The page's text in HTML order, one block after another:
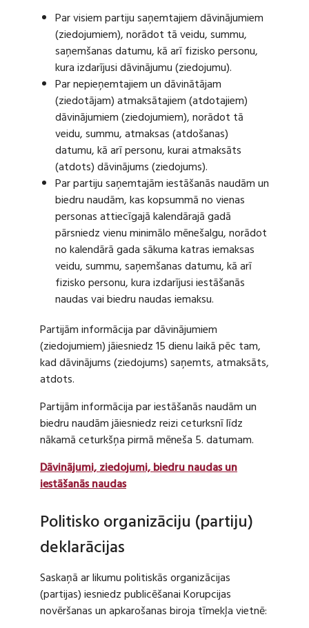
Par visiem partiju saņemtajiem dāvinājumiem
(ziedojumiem), norādot tā veidu, summu,
saņemšanas datumu, kā arī fizisko personu,
kura izdarījusi dāvinājumu (ziedojumu).
Par nepieņemtajiem un dāvinātājam
(ziedotājam) atmaksātajiem (atdotajiem)
dāvinājumiem (ziedojumiem), norādot tā
veidu, summu, atmaksas (atdošanas)
datumu, kā arī personu, kurai atmaksāts
(atdots) dāvinājums (ziedojums).
Par partiju saņemtajām iestāšanās naudām un
biedru naudām, kas kopsummā no vienas
personas attiecīgajā kalendārajā gadā
pārsniedz vienu minimālo mēnešalgu, norādot
no kalendārā gada sākuma katras iemaksas
veidu, summu, saņemšanas datumu, kā arī
fizisko personu, kura izdarījusi iestāšanās
naudas vai biedru naudas iemaksu.
Partijām informācija par dāvinājumiem
(ziedojumiem) jāiesniedz 15 dienu laikā pēc tam,
kad dāvinājums (ziedojums) saņemts, atmaksāts,
atdots.
Partijām informācija par iestāšanās naudām un
biedru naudām jāiesniedz reizi ceturksnī līdz
nākamā ceturkšņa pirmā mēneša 5. datumam.
Dāvinājumi, ziedojumi, biedru naudas un
iestāšanās naudas
Politisko organizāciju (partiju)
deklarācijas
Saskaņā ar likumu politiskās organizācijas
(partijas) iesniedz publicēšanai Korupcijas
novēršanas un apkarošanas biroja tīmekļa vietnē: